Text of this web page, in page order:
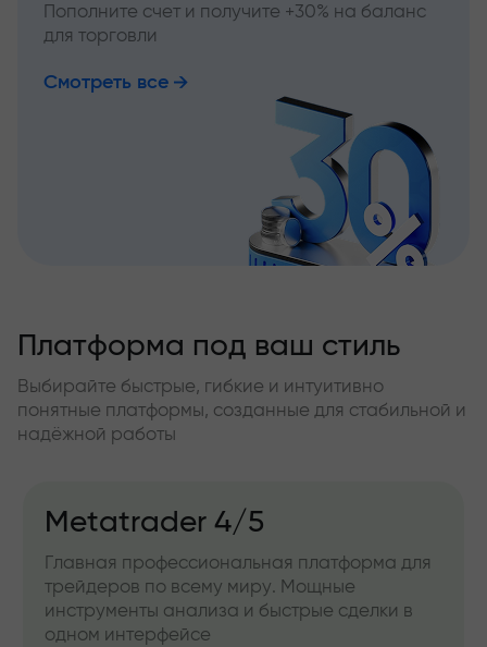
Пополните счет и получите +30% на баланс
для торговли
Смотреть все
Платформа под ваш стиль
Выбирайте быстрые, гибкие и интуитивно
понятные платформы, созданные для стабильной и
надёжной работы
Metatrader 4/5
Главная профессиональная платформа для
трейдеров по всему миру. Мощные
инструменты анализа и быстрые сделки в
одном интерфейсе